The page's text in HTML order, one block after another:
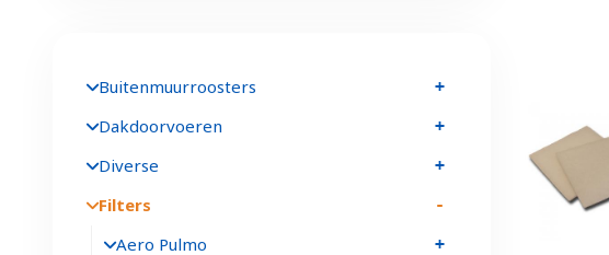
Buitenmuurroosters
Dakdoorvoeren
Diverse
Filters
Aero Pulmo